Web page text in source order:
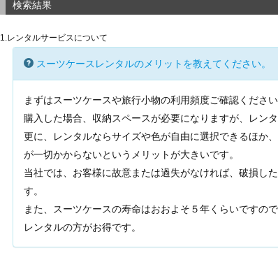
検索結果
1.レンタルサービスについて
スーツケースレンタルのメリットを教えてください。
まずはスーツケースや旅行小物の利用頻度ご確認ください
購入した場合、収納スペースが必要になりますが、レンタ
更に、レンタルならサイズや色が自由に選択できるほか
が一切かからないというメリットが大きいです。
当社では、お客様に故意または過失がなければ、破損し
す。
また、スーツケースの寿命はおおよそ５年くらいですの
レンタルの方がお得です。